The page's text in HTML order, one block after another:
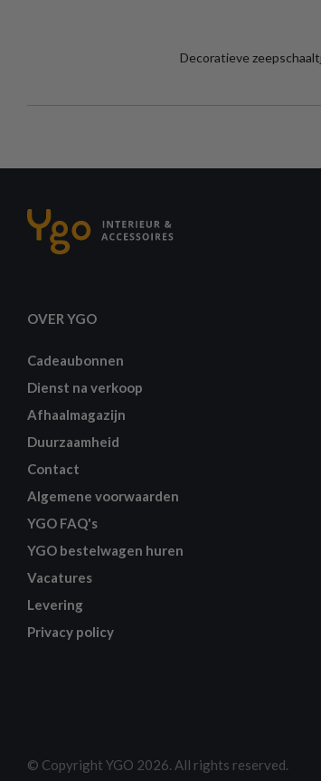
Decoratieve
OVER YGO
Cadeaubonnen
Dienst na verkoop
Afhaalmagazijn
Duurzaamheid
Contact
Algemene voorwaarden
YGO FAQ's
YGO bestelwagen huren
Vacatures
Levering
Privacy policy
© Copyright YGO 2026. All rights reserved.